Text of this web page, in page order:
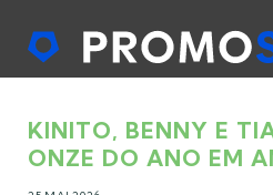
KINITO, BENNY E
ONZE DO ANO EM